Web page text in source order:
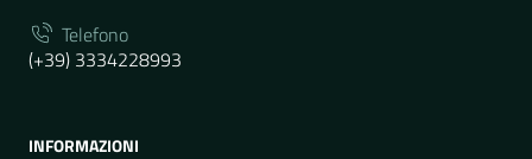
Telefono
(+39) 3334228993
INFORMAZIONI